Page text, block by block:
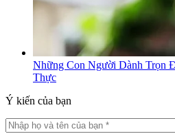
Những Con Người Dành Trọn
Thực
Ý kiến của bạn